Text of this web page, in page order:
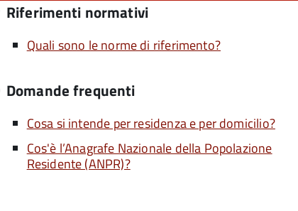
Riferimenti normativi
Quali sono le norme di riferimento?
Domande frequenti
Cosa si intende per residenza e per domicilio?
Cos'è l’Anagrafe Nazionale della Popolazione
Residente (ANPR)?